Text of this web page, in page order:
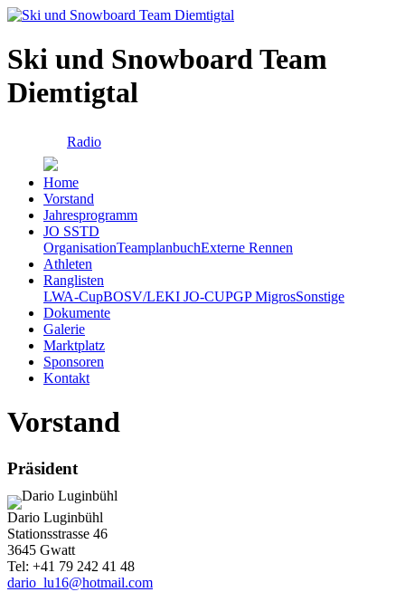
Ski und Snowboard Team
Diemtigtal
Radio
Home
Vorstand
Jahresprogramm
JO SSTD
OrganisationTeamplanbuchExterne Rennen
Athleten
Ranglisten
LWA-CupBOSV/LEKI JO-CUPGP MigrosSonstige
Dokumente
Galerie
Marktplatz
Sponsoren
Kontakt
Vorstand
Präsident
Dario Luginbühl
Stationsstrasse 46
3645 Gwatt
Tel: +41 79 242 41 48
dario_lu16@hotmail.com